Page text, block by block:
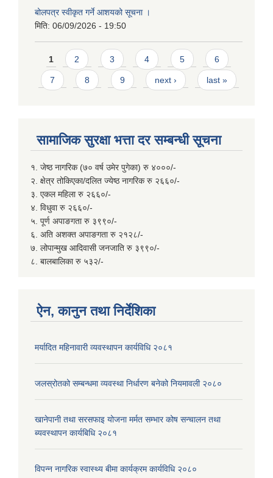
बोलपत्र स्वीकृत गर्ने आशयको सूचना ।
मिति: 06/09/2026 - 19:50
Pages
1 2 3 4 5 6
7 8 9 next › last »
सामाजिक सुरक्षा भत्ता दर सम्बन्धी सूचना
१. जेष्ठ नागरिक (७० वर्ष उमेर पुगेका) रु ४०००/-
२. क्षेत्र तोकिएका/दलित ज्येष्ठ नागरिक रु २६६०/-
३. एकल महिला रु २६६०/-
४. विधुवा रु २६६०/-
५. पूर्ण अपाङगता रु ३९९०/-
६. अति अशक्त अपाङगता रु २१२८/-
७. लोपान्मुख आदिवासी जनजाति रु ३९९०/-
८. बालबालिका रु ५३२/-
ऐन, कानुन तथा निर्देशिका
मर्यादित महिनावारी व्यवस्थापन कार्यविधि २०८१
जलस्रोतको सम्बन्धमा व्यवस्था निर्धारण बनेको नियमावली २०८०
खानेपानी तथा सरसफाइ योजना मर्मत सम्भार कोष सन्चालन तथा
ब्यवस्थापन कार्यबिधि २०८१
विपन्न नागरिक स्वास्थ्य बीमा कार्यक्रम कार्यविधि २०८०